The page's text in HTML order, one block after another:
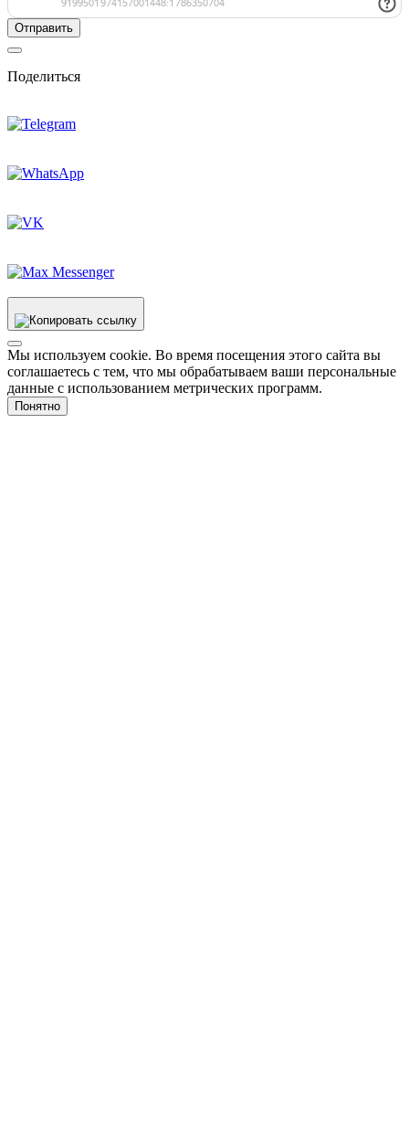
Поделиться
Мы используем cookie. Во время посещения этого сайта вы
соглашаетесь с тем, что мы обрабатываем ваши персональные
данные с использованием метрических программ.
Понятно